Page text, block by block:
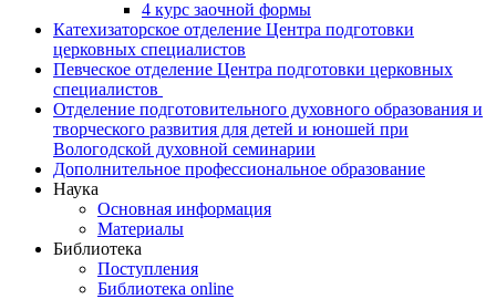
4 курс заочной формы
Катехизаторское отделение Центра подготовки
церковных специалистов
Певческое отделение Центра подготовки церковных
специалистов
Отделение подготовительного духовного образования и
творческого развития для детей и юношей при
Вологодской духовной семинарии
Дополнительное профессиональное образование
Наука
Основная информация
Материалы
Библиотека
Поступления
Библиотека online